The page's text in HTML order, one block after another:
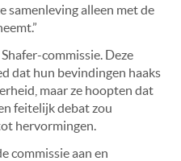
samenleving alleen met de
commissie. Deze
dat hun bevindingen haaks
maar ze hoopten dat
feitelijk debat zou
hervormingen.
commissie aan en